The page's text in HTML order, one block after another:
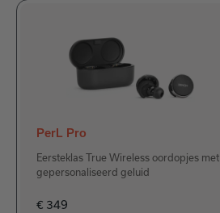
PerL Pro
Eersteklas True Wireless oordopjes met
gepersonaliseerd geluid
€ 349